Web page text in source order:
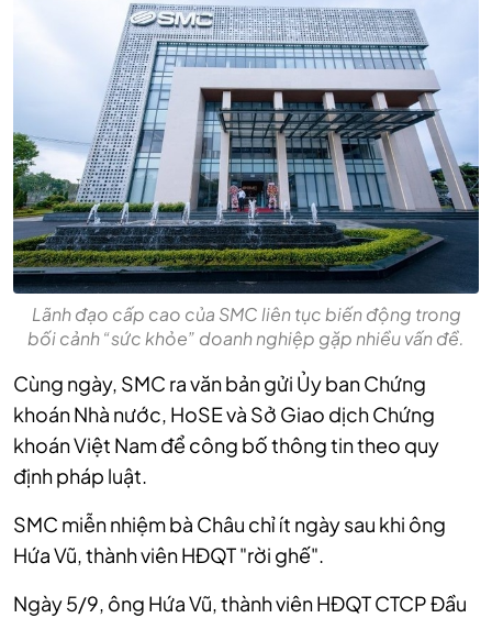
Lãnh đạo cấp cao của SMC liên tục biến động trong
bối cảnh “sức khỏe” doanh nghiệp gặp nhiều vấn đề.
Cùng ngày, SMC ra văn bản gửi Ủy ban Chứng
khoán Nhà nước, HoSE và Sở Giao dịch Chứng
khoán Việt Nam để công bố thông tin theo quy
định pháp luật.
SMC miễn nhiệm bà Châu chỉ ít ngày sau khi ông
Hứa Vũ, thành viênHĐQT"rời ghế".
Ngày 5/9, ông Hứa Vũ, thành viên HĐQT CTCP Đầu